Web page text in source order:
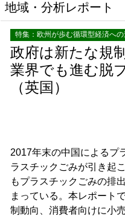
地域・分析レポート
特集：欧州が歩む循環型経済への
政府は新たな規
業界でも進む脱
（英国）
2017年末の中国によるプ
ラスチックごみが引き起
もプラスチックごみの排
まっている。本レポート
制動向、消費者向けに小